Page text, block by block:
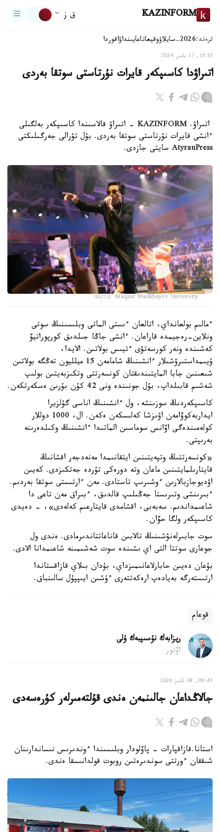
KAZINFORM ق ز
ترەند:2026-سايلاۋ وقيعاتاعايىنداۋاقوردا
15:53, 17 مامىر 2024
اتىراۋدا كاسىپكەر قايرات نۇرتاستى سوتقا بەردى
اتىراۋ. KAZINFORM - اتىراۋ قالاسىندا كاسىپكەر بەلگىلى
ءانشى قايرات نۇرتاستى سوتقا بەردى. بۇل تۋرالى جەرگىلىكتى
AtyrauPress سايتى جازدى.
Фото: Maqsut Narikbayev University
ءمالىم بولعانداي، اتالعان ءىستى الماتى وبلىسىنىڭ سوتى
ونلاين-رەجيمدە قاراعان. ءانشى جاڭا جىلدىق كورپوراتيۆ
كەشىندە ونەر كورسەتۋى ءتيىس بولاتىن. الايدا،
ۇيىمداستىرۋشىلار ءانشىنىڭ شامامەن 15 ميلليون تەڭگە بولاتىن
شىعىنىن جابا المايتىندىقتان كونسەرتتى وتكىزبەيتىن بولىپ
شەشىم قابىلداپ، بۇل جونىندە ونى 42 كۇن بۇرىن ەسكەرتكەن.
كاسىپكەردىڭ سوزىنشە، ول ءانشىنىڭ اناسى گۇلزيرا
ايداربەكوۆامەن اۋىزشا كەلىسكەن ەكەن. ال، 1000 دوللار
كولەمىندەگى اۆانس سوماسىن الماتىدا ءانشىنىڭ وكىلدەرىنە
بەرىپتى.
«كونسەرتتىڭ وتپەيتىنىن ايتقانىمدا مەنەدجەر اقشانىڭ
قايتارىلمايتىنىن ماعان وتە دورەكى تۇردە جەتكىزدى. كەيىن
اۋديوجازبالارىن ءوشىرىپ تاستادى. مەن ءارتىستى سوتقا بەردىم.
ءبىرىنشى وتىرىستا جەڭىلىپ قالدىق، ءبىراق مەن تاعى دا
شاعىمداندىم. سەبەبى، اقشامدى قايتارعىم كەلەدى»، - دەيدى
كاسىپكەر ولگا حۆان.
سوت جابىرلەنۋشىنىڭ تالابىن قاناعاتتاندىرمادى. ەندى ول
جوعارى سوتتا التى اي ىشىندە سوت شەشىمىنە شاعىمدانا الادى.
بۇعان دەيىن حابارلاعانىمىزداي، بۇدان بىلاي قازاقستاندا
ارتىستەرگە بەيادەپ ارەكەتتەرى ءۇشىن ايىپپۇل سالىنباق.
قوعام
ريزابەك نۇسىپبەك ۇلى
اۆتور
09:43, 08 تامىز 2026
جالاڭداعان جالىنمەن ەندى قۇلتەمىرلەر كۇرەسەدى
استانا.قازاقپارات - پاۆلودار وبلىسىندا ءوندىرىس نىساندارىنان
شىققان ءورتتى سوندىرەتىن روبوت قولدانىسقا ەندى.